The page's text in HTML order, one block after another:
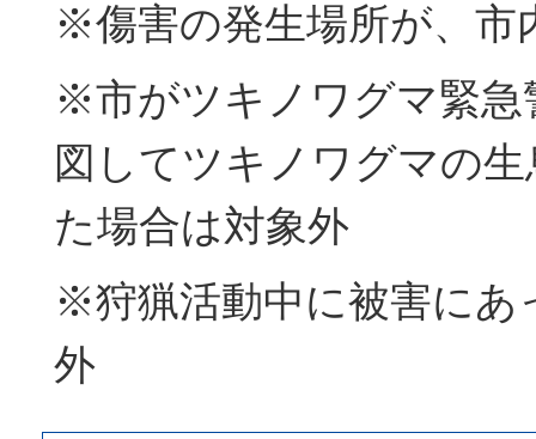
※傷害の発生場所が、市
※市がツキノワグマ緊急
図してツキノワグマの
た場合は対象外
※狩猟活動中に被害にあ
外